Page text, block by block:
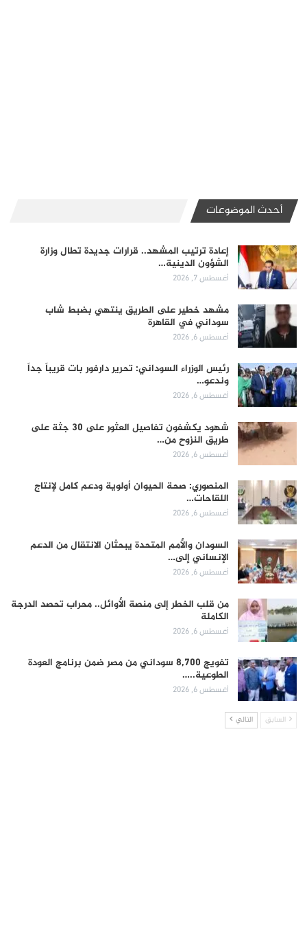
أحدث الموضوعات
إعادة ترتيب المشهد.. قرارات جديدة تطال وزارة
الشؤون الدينية…
أغسطس 7, 2026
مشهد خطير على الطريق ينتهي بضبط شاب
سوداني في القاهرة
أغسطس 6, 2026
رئيس الوزراء السوداني: تحرير دارفور بات قريباً جداً
وندعو…
أغسطس 6, 2026
شهود يكشفون تفاصيل العثور على 30 جثة على
طريق النزوح من…
أغسطس 6, 2026
المنصوري: صحة الحيوان أولوية ودعم كامل لإنتاج
اللقاحات…
أغسطس 6, 2026
السودان والأمم المتحدة يبحثان الانتقال من الدعم
الإنساني إلى…
أغسطس 6, 2026
من قلب الخطر إلى منصة الأوائل.. محراب تحصد الدرجة
الكاملة
أغسطس 6, 2026
تفويج 8,700 سوداني من مصر ضمن برنامج العودة
الطوعية..…
أغسطس 6, 2026
السابق التالي